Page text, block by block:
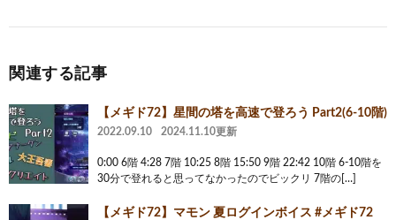
関連する記事
【メギド72】星間の塔を高速で登ろう Part2(6-10階)
2022.09.10 2024.11.10更新
0:00 6階 4:28 7階 10:25 8階 15:50 9階 22:42 10階 6-10階を
30分で登れると思ってなかったのでビックリ 7階の[…]
【メギド72】マモン 夏ログインボイス #メギド72